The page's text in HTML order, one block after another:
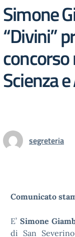
Simone
“Divini”
Scienza
segreteria
Comunicato
E’ Simone
di San